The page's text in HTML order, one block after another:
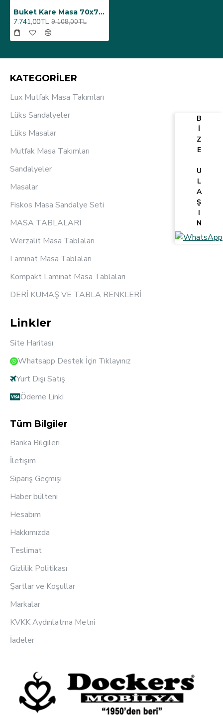
Buket Kare Masa 70x70cm - (Werzalit, Wermodin ve Allzalit Tabla) - Koyu Ahşap
7.741,00TL 9.108,00TL
KATEGORİLER
Lux Mutfak Masa Takımları
Lüks Sandalyeler
Lüks Masalar
Mutfak Masa Takımları
Sandalyeler
Masalar
Fiskos Masa Sandalye Seti
MASA TABLALARI
Werzalit Masa Tablaları
Laminat Masa Tablaları
Kompakt Laminat Masa Tablaları
DERİ KUMAŞ VE TABLA RENKLERİ
Linkler
Site Haritası
Whatsapp Destek İçin Tıklayınız
Yurt Dışı Satış
Ödeme Linki
Tüm Bilgiler
Banka Bilgileri
İletişim
Sipariş Geçmişi
Haber bülteni
Hesabım
Hakkımızda
Teslimat
Gizlilik Politikası
Şartlar ve Koşullar
Markalar
KVKK Aydınlatma Metni
İadeler
B
İ
Z
E
U
L
A
Ş
I
N